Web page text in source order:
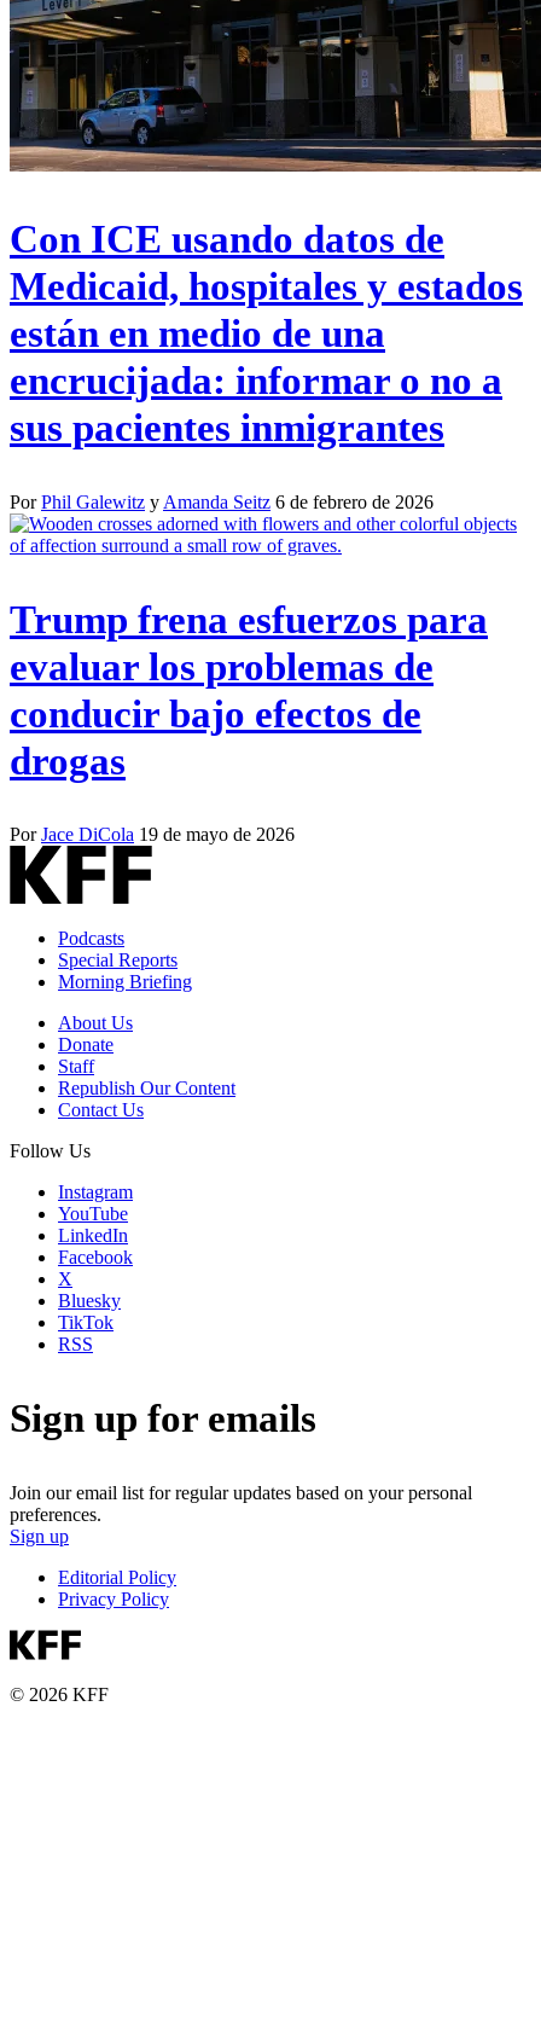
Con ICE usando datos de
Medicaid, hospitales y estados
están en medio de una
encrucijada: informar o no a
sus pacientes inmigrantes
PorPhil Galewitz y Amanda Seitz 6 de febrero de 2026
Trump frena esfuerzos para
evaluar los problemas de
conducir bajo efectos de
drogas
PorJace DiCola 19 de mayo de 2026
Podcasts
Special Reports
Morning Briefing
About Us
Donate
Staff
Republish Our Content
Contact Us
Follow Us
Instagram
YouTube
LinkedIn
Facebook
X
Bluesky
TikTok
RSS
Sign up for emails
Join our email list for regular updates based on your personal
preferences.
Sign up
Editorial Policy
Privacy Policy
© 2026 KFF